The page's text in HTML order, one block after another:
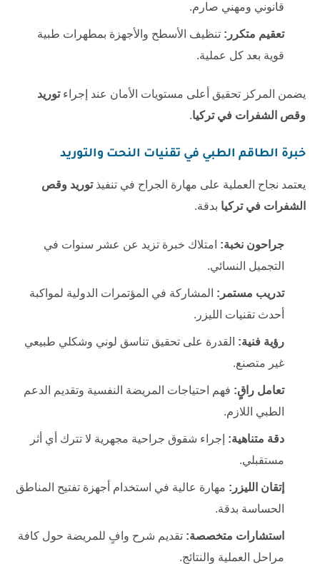
قانوني ومهني صارم.
تعقيم متكرر: تنظيف الأسطح والأجهزة بمطهرات طبية
قوية بعد كل عملية.
يضمن المركز تحقيق أعلى مستويات الأمان عند إجراءتوريد
وقص الشفرات في تركيا.
خبرة الطاقم الطبي في تقنيات النحت والتوريد
يعتمد نجاح العملية على مهارة الجراح في تنفيذتوريد وقص
الشفرات في تركيا بدقة.
جراحون نخبة: امتلاك خبرة تزيد عن عشر سنوات في
التجميل النسائي.
تدريب مستمر: المشاركة في المؤتمرات الدولية لمواكبة
أحدث تقنيات الليزر.
رؤية فنية: القدرة على تحقيق تناسق لوني وشكلي طبيعي
غير متصنع.
تعامل راقٍ: فهم احتياجات المريضة النفسية وتقديم الدعم
الطبي اللازم.
دقة متناهية: إجراء شقوق جراحية مجهرية لا تترك أي أثر
مستقبلي.
إتقان الليزر: مهارة عالية في استخدام أجهزة تفتيح المناطق
الحساسة بدقة.
استشارات متخصصة: تقديم شرح وافٍ للمريضة حول كافة
مراحل العملية والنتائج.